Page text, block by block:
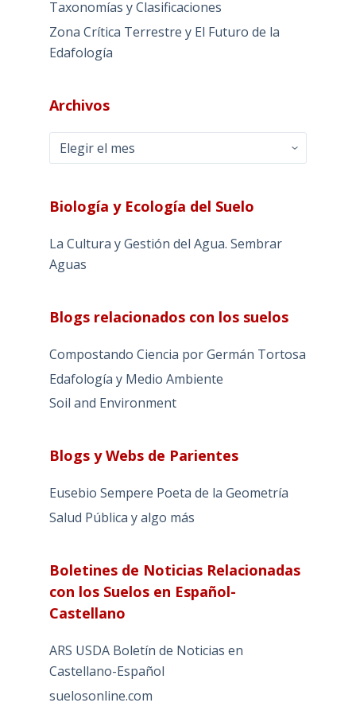
Taxonomías y Clasificaciones
Zona Crítica Terrestre y El Futuro de la
Edafología
Archivos
Archivos
Biología y Ecología del Suelo
La Cultura y Gestión del Agua. Sembrar
Aguas
Blogs relacionados con los suelos
Compostando Ciencia por Germán Tortosa
Edafología y Medio Ambiente
Soil and Environment
Blogs y Webs de Parientes
Eusebio Sempere Poeta de la Geometría
Salud Pública y algo más
Boletines de Noticias Relacionadas
con los Suelos en Español-
Castellano
ARS USDA Boletín de Noticias en
Castellano-Español
suelosonline.com